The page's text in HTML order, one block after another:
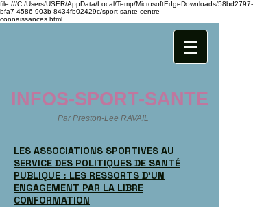
file:///C:/Users/USER/AppData/Local/Temp/MicrosoftEdgeDownloads/58bd2797-
bfa7-4586-903b-8434fb02429c/sport-sante-centre-
connaissances.html
INFOS-SPORT-SANTE
Par Preston-Lee RAVAIL
LES ASSOCIATIONS SPORTIVES AU
SERVICE DES POLITIQUES DE SANTÉ
PUBLIQUE : LES RESSORTS D’UN
ENGAGEMENT PAR LA LIBRE
CONFORMATION